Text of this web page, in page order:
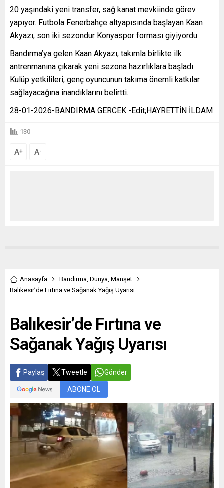
20 yaşındaki yeni transfer, sağ kanat mevkiinde görev
yapıyor. Futbola Fenerbahçe altyapısında başlayan Kaan
Akyazı, son iki sezondur Konyaspor forması giyiyordu.
Bandırma’ya gelen Kaan Akyazı, takımla birlikte ilk
antrenmanına çıkarak yeni sezona hazırlıklara başladı.
Kulüp yetkilileri, genç oyuncunun takıma önemli katkılar
sağlayacağına inandıklarını belirtti.
28-01-2026-BANDIRMA GERCEK -Edit;HAYRETTİN İLDAM
130
A+ A-
Anasayfa Bandırma Dünya Manşet
Balıkesir’de Fırtına ve Sağanak Yağış Uyarısı
Balıkesir’de Fırtına ve
Sağanak Yağış Uyarısı
Paylaş Tweetle Gönder
ABONE OL